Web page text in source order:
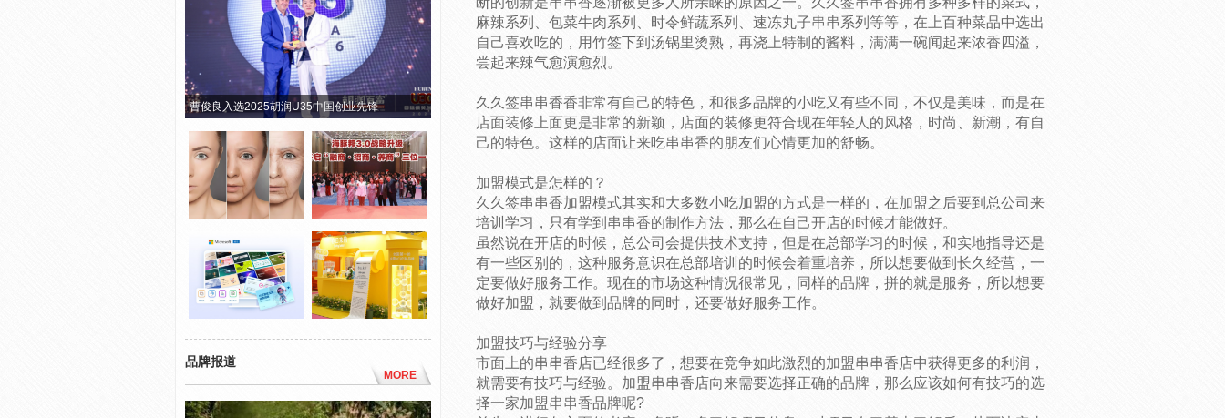
曹俊良入选2025胡润U35中国创业先锋
品牌报道
MORE
麻辣系列、包菜牛肉系列、时令鲜蔬系列、速冻丸子串串系列等等，在上百种菜品中选出
自己喜欢吃的，用竹签下到汤锅里烫熟，再浇上特制的酱料，满满一碗闻起来浓香四溢，
尝起来辣气愈演愈烈。
久久签串串香香非常有自己的特色，和很多品牌的小吃又有些不同，不仅是美味，而是在
店面装修上面更是非常的新颖，店面的装修更符合现在年轻人的风格，时尚、新潮，有自
己的特色。这样的店面让来吃串串香的朋友们心情更加的舒畅。
加盟模式是怎样的？
久久签串串香加盟模式其实和大多数小吃加盟的方式是一样的，在加盟之后要到总公司来
培训学习，只有学到串串香的制作方法，那么在自己开店的时候才能做好。
虽然说在开店的时候，总公司会提供技术支持，但是在总部学习的时候，和实地指导还是
有一些区别的，这种服务意识在总部培训的时候会着重培养，所以想要做到长久经营，一
定要做好服务工作。现在的市场这种情况很常见，同样的品牌，拼的就是服务，所以想要
做好加盟，就要做到品牌的同时，还要做好服务工作。
加盟技巧与经验分享
市面上的串串香店已经很多了，想要在竞争如此激烈的加盟串串香店中获得更多的利润，
就需要有技巧与经验。加盟串串香店向来需要选择正确的品牌，那么应该如何有技巧的选
择一家加盟串串香品牌呢?